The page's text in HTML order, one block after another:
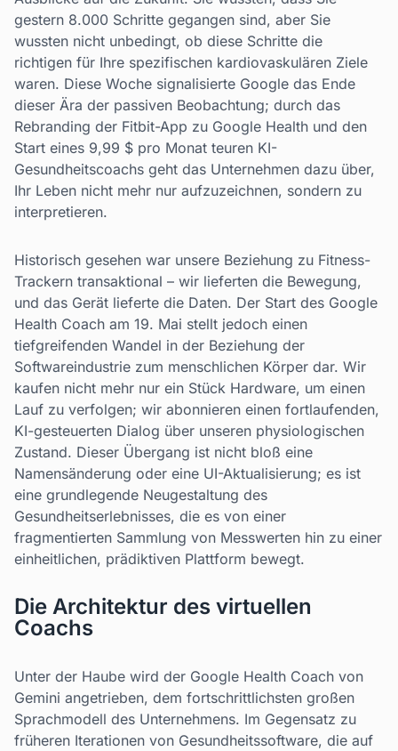
gestern 8.000 Schritte gegangen sind, aber Sie
wussten nicht unbedingt, ob diese Schritte die
richtigen für Ihre spezifischen kardiovaskulären Ziele
waren. Diese Woche signalisierte Google das Ende
dieser Ära der passiven Beobachtung; durch das
Rebranding der Fitbit-App zu Google Health und den
Start eines 9,99 $ pro Monat teuren KI-
Gesundheitscoachs geht das Unternehmen dazu über,
Ihr Leben nicht mehr nur aufzuzeichnen, sondern zu
interpretieren.
Historisch gesehen war unsere Beziehung zu Fitness-
Trackern transaktional – wir lieferten die Bewegung,
und das Gerät lieferte die Daten. Der Start des Google
Health Coach am 19. Mai stellt jedoch einen
tiefgreifenden Wandel in der Beziehung der
Softwareindustrie zum menschlichen Körper dar. Wir
kaufen nicht mehr nur ein Stück Hardware, um einen
Lauf zu verfolgen; wir abonnieren einen fortlaufenden,
KI-gesteuerten Dialog über unseren physiologischen
Zustand. Dieser Übergang ist nicht bloß eine
Namensänderung oder eine UI-Aktualisierung; es ist
eine grundlegende Neugestaltung des
Gesundheitserlebnisses, die es von einer
fragmentierten Sammlung von Messwerten hin zu einer
einheitlichen, prädiktiven Plattform bewegt.
Die Architektur des virtuellen
Coachs
Unter der Haube wird der Google Health Coach von
Gemini angetrieben, dem fortschrittlichsten großen
Sprachmodell des Unternehmens. Im Gegensatz zu
früheren Iterationen von Gesundheitssoftware, die auf